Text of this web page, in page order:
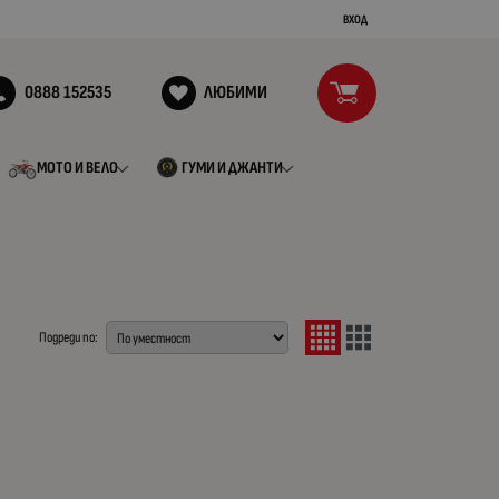
ВХОД
0888 152535 ЛЮБИМИ
МОТО И ВЕЛО ГУМИ И ДЖАНТИ
Подреди по: